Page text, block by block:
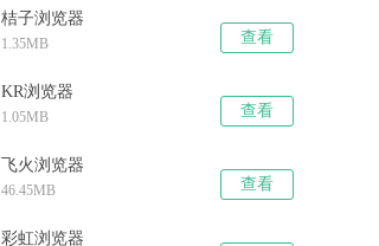
桔子浏览器
1.35MB 查看
KR浏览器
1.05MB 查看
飞火浏览器
46.45MB 查看
彩虹浏览器